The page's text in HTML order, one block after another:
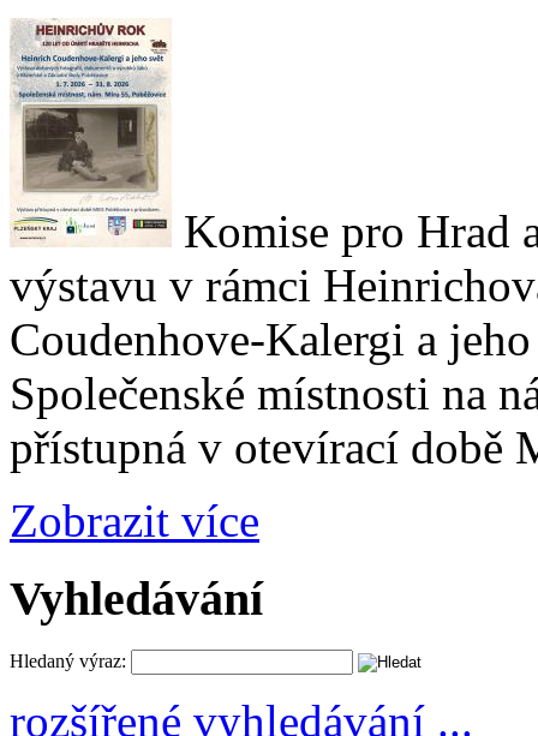
Komise pro Hrad
výstavu v rámci
Coudenhove-Kalergi a
Společenské místnosti na
přístupná v otevírací době
Zobrazit více
Vyhledávání
Hledaný výraz:
rozšířené vyhledávání ...